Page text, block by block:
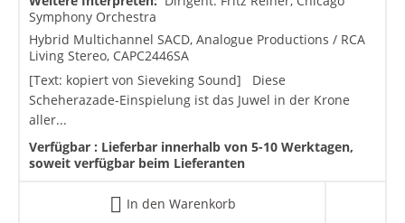
Symphony Orchestra
Hybrid Multichannel SACD, Analogue Productions / RCA
Living Stereo, CAPC2446SA
[Text: kopiert von Sieveking Sound] Diese
Scheherazade-Einspielung ist das Juwel in der Krone
aller...
Verfügbar : Lieferbar innerhalb von 5-10 Werktagen,
soweit verfügbar beim Lieferanten
In den Warenkorb